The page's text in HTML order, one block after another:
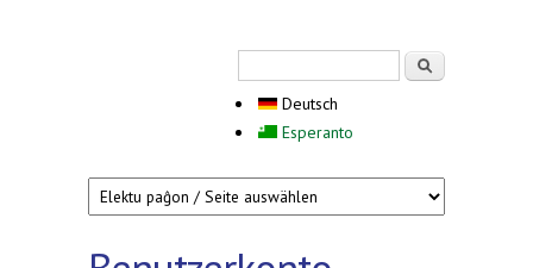
Deutsch
Esperanto